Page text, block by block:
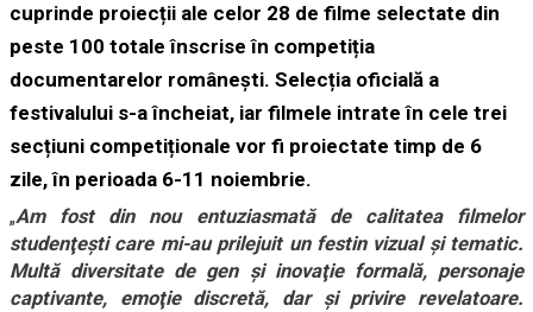
cuprinde proiecții ale celor 28 de filme selectate din
peste 100 totale înscrise în competiția
documentarelor românești. Selecția oficială a
festivalului s-a încheiat, iar filmele intrate în cele trei
secțiuni competiționale vor fi proiectate timp de 6
zile, în perioada 6-11 noiembrie.
„Am fost din nou entuziasmată de calitatea filmelor
studenţeşti care mi-au prilejuit un festin vizual şi tematic.
Multă diversitate de gen şi inovaţie formală, personaje
captivante, emoţie discretă, dar şi privire revelatoare.